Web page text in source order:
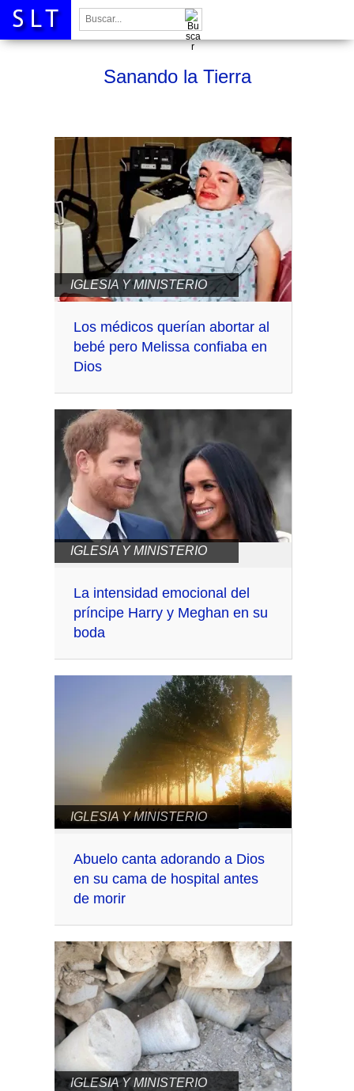
Buscar:
Sanando la Tierra
IGLESIA Y MINISTERIO
Los médicos querían abortar al
bebé pero Melissa confiaba en
Dios
IGLESIA Y MINISTERIO
La intensidad emocional del
príncipe Harry y Meghan en su
boda
IGLESIA Y MINISTERIO
Abuelo canta adorando a Dios
en su cama de hospital antes
de morir
IGLESIA Y MINISTERIO